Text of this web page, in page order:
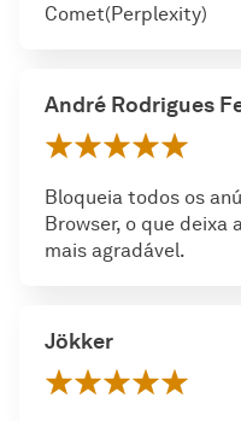
Comet(Perplexity)
André Rodrigues
Bloqueia todos os
Browser, o que deixa
mais agradável.
Jökker